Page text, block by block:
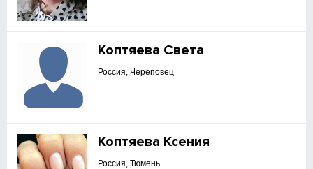
Коптяева Света
Россия, Череповец
Коптяева Ксения
Россия, Тюмень